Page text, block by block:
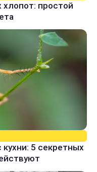
хлопот: простой
5 секретных